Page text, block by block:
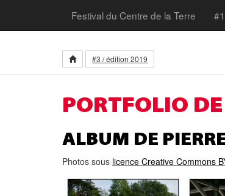
Festival du Centre de la Terre #1
#3 / édition 2019
PORTFOLIO
ALBUM DE
Photos sous licence Creative Commons